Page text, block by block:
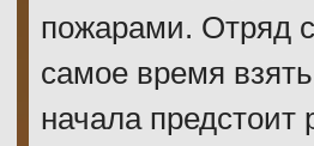
пожарами. Отряд
самое время
начала